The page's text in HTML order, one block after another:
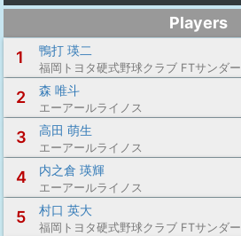
Players
1
鴨打 瑛二
福岡トヨタ硬式野球クラブ FTサンダ
2 森 唯斗
エーアールライノス
3 高田 萌生
エーアールライノス
4 内之倉 瑛輝
エーアールライノス
5 村口 英大
福岡トヨタ硬式野球クラブ FTサンダ